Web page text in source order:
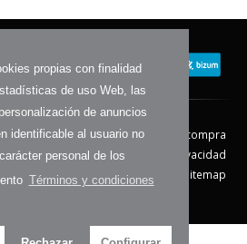
propias con finalidad
de uso Web, las
de anuncios
identificable al usuario no
personal de los
Términos y condiciones
Aviso Legal
Condiciones de compra
de devolución
Política de Privacidad
Política de Cookies
Sitemap